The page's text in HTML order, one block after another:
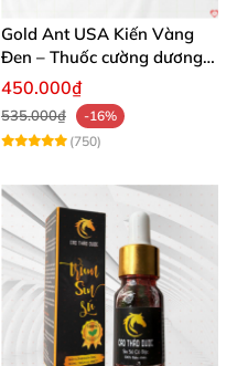
Gold Ant USA Kiến Vàng
Đen – Thuốc cường dương
tăng sinh lý nam mạnh
450.000₫
535.000₫
-16%
(750)